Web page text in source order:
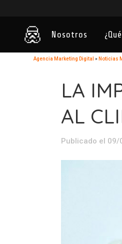
Nosotros
Agencia Marketing Digital » Noticias
LA
AL
Publicado el 09/